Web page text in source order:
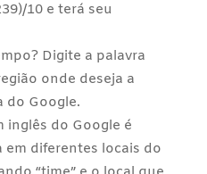
10 e terá seu
Digite a palavra
onde deseja a
do Google.
inglês do Google é
em diferentes locais do